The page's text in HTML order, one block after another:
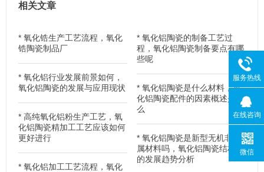
相关文章
* 氧化锆生产工艺流程，氧化
锆陶瓷制品厂
* 氧化铝陶瓷的制备工艺过
程，氧化铝陶瓷制备要点有哪
些呢
* 氧化铝行业发展前景如何，
氧化铝陶瓷的发展与应用现状
* 氧化铝陶瓷是什么材料，氧
化铝陶瓷配件的因素概述是什
么
* 高纯氧化铝粉生产工艺，氧
化铝陶瓷精加工工艺应该如何
更好进行
* 氧化铝陶瓷是新型无机非金
属材料吗，氧化铝陶瓷结构件
的发展趋势分析
* 氧化铝加工工艺流程，氧化
服务热线
在线咨询
微信